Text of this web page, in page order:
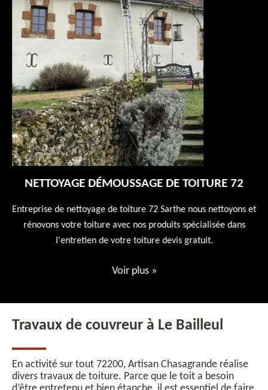
NETTOYAGE DÉMOUSSAGE DE TOITURE 72
Entreprise de nettoyage de toiture 72 Sarthe nous nettoyons et
rénovons votre toiture avec nos produits spécialisée dans
l'entretien de votre toiture devis gratuit.
Voir plus »
Travaux de couvreur à Le Bailleul
En activité sur tout 72200, Artisan Chasagrande réalise
divers travaux de toiture. Parce que le toit a besoin